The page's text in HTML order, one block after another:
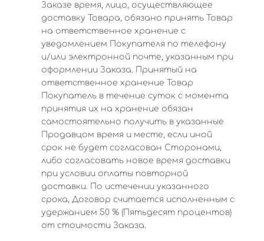
Заказе время, лицо, осуществляющее
доставку Товара, обязано принять Товар
на ответственное хранение с
уведомлением Покупателя по телефону
и/или электронной почте, указанным при
оформлении Заказа. Принятый на
ответственное хранение Товар
Покупатель в течение суток с момента
принятия их на хранение обязан
самостоятельно получить в указанные
Продавцом время и месте, если иной
срок не будет согласован Сторонами,
либо согласовать новое время доставки
при условии оплаты повторной
доставки. По истечении указанного
срока, Договор считается исполненным с
удержанием 50 % (Пятьдесят процентов)
от стоимости Заказа.